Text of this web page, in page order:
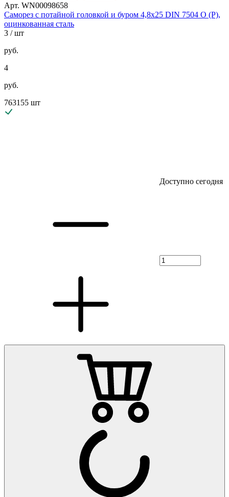
Арт. WN00098658
Саморез с потайной головкой и буром 4,8х25 DIN 7504 O (P),
оцинкованная сталь
3 / шт
руб.
4
руб.
763155 шт
Доступно сегодня